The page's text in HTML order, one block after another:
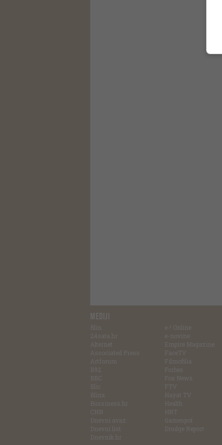
MEDIJI
Blin
24sata.hr
Alternet
Associated Press
Artforum
B92
BBC
Blic
Blinx
Bussiness.hr
CNN
Dnevni avaz
Dnevni list
Dnevnik.hr
e-! Online
e-novine
Empire Magazine
FaceTV
Filmofilia
Forbes
Fox News
FTV
Hayat TV
Health
HRT
Gamespot
Drudge Report